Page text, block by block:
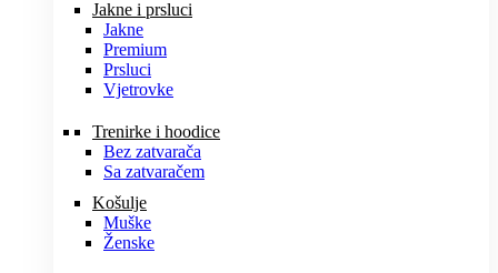
Jakne i prsluci
Jakne
Premium
Prsluci
Vjetrovke
Trenirke i hoodice
Bez zatvarača
Sa zatvaračem
Košulje
Muške
Ženske